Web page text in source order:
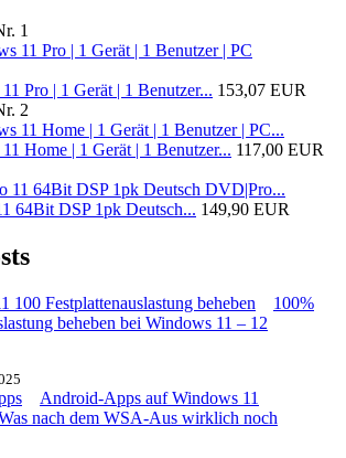
1
Pro | 1 Gerät | 1 Benutzer... 153,07 EUR
2
Home | 1 Gerät | 1 Benutzer... 117,00 EUR
64Bit DSP 1pk Deutsch... 149,90 EUR
100%
beheben bei Windows 11 – 12
Android-Apps auf Windows 11
nach dem WSA-Aus wirklich noch